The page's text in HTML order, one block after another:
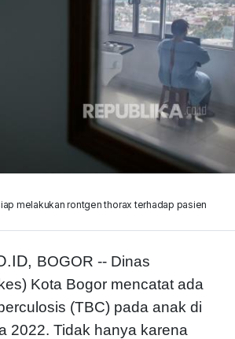
melakukan rontgen thorax terhadap pasien
BOGOR -- Dinas
Kota Bogor mencatat ada
(TBC) pada anak di
2022. Tidak hanya karena